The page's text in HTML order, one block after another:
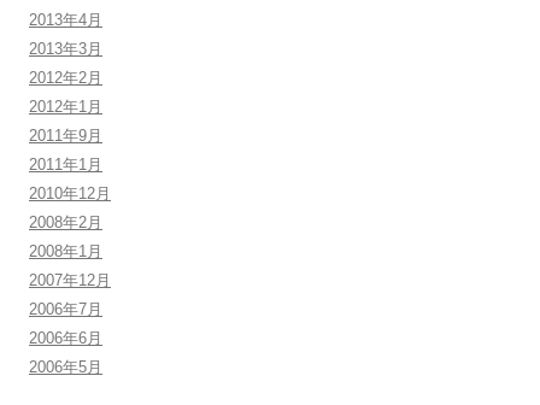
2013年4月
2013年3月
2012年2月
2012年1月
2011年9月
2011年1月
2010年12月
2008年2月
2008年1月
2007年12月
2006年7月
2006年6月
2006年5月